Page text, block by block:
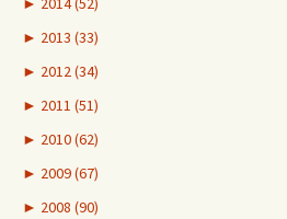
► 2013 (33)
► 2012 (34)
► 2011 (51)
► 2010 (62)
► 2009 (67)
► 2008 (90)